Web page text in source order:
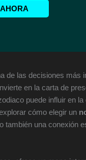
de las decisiones más
en la carta de
puede influir en
cómo elegir un
también una conexión